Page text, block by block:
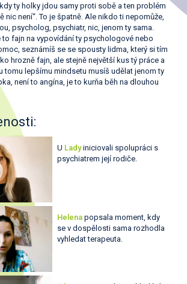
ty holky jdou samy proti sobě a ten problém
nic není“. To je špatně. Ale nikdo ti nepomůže,
psycholog, psychiatr, nic, jenom ty sama.
to fajn na vypovídání ty psychologové nebo
seznámíš se se spousty lidma, který si tím
hrozně fajn, ale stejně největší kus tý práce a
tomu lepšímu mindsetu musíš udělat jenom ty
není to angína, je to kurňa běh na dlouhou
U Ladyiniciovali spolupráci s
psychiatrem její rodiče.
Helena popsala moment, kdy
se v dospělosti sama rozhodla
vyhledat terapeuta.